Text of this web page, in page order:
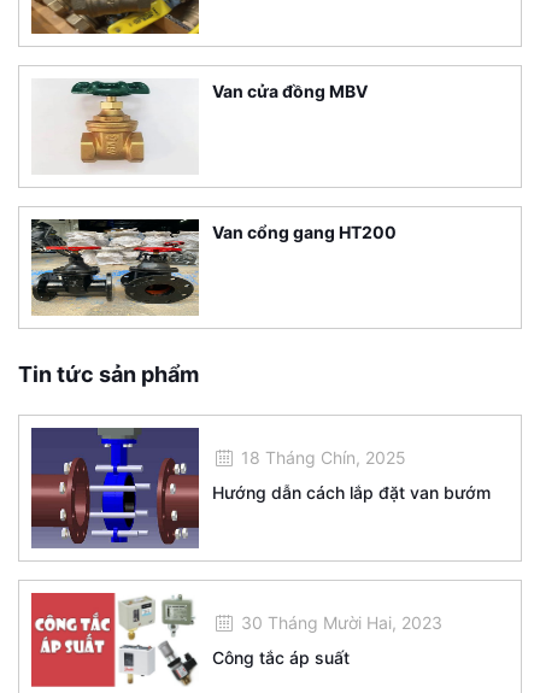
Van cửa đồng MBV
Van cổng gang HT200
Tin tức sản phẩm
18 Tháng Chín, 2025
Hướng dẫn cách lắp đặt van bướm
30 Tháng Mười Hai, 2023
Công tắc áp suất